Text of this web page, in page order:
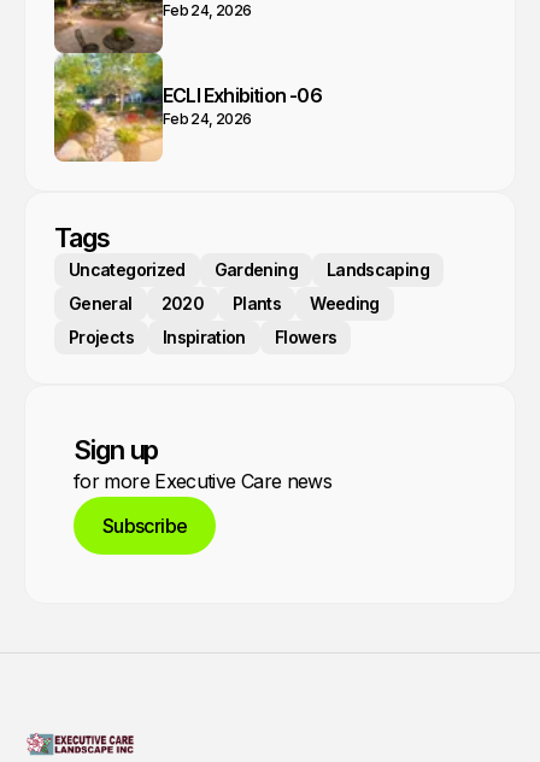
Feb 24, 2026
ECLI Exhibition -06
Feb 24, 2026
Tags
Uncategorized Gardening
Landscaping
General
2020 Plants
Weeding
Projects
Inspiration Flowers
Sign up
for more Executive Care news
Subscribe